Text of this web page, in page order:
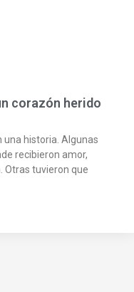
corazón herido
una historia. Algunas
recibieron amor,
Otras tuvieron que